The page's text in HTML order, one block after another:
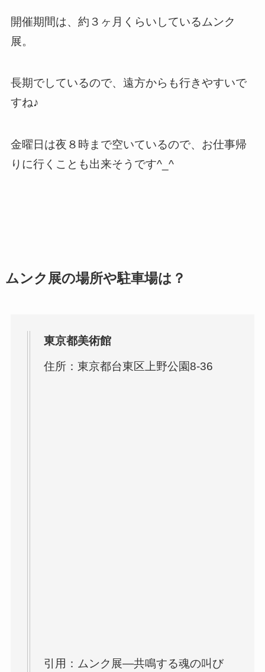
開催期間は、約３ヶ月くらいしているムンク
展。
長期でしているので、遠方からも行きやすいで
すね♪
金曜日は夜８時まで空いているので、お仕事帰
りに行くことも出来そうです^_^
ムンク展の場所や駐車場は？
東京都美術館
住所：東京都台東区上野公園8-36
引用：ムンク展―共鳴する魂の叫び